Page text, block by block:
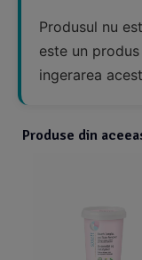
Produsul nu
este un
ingerarea
Produse din